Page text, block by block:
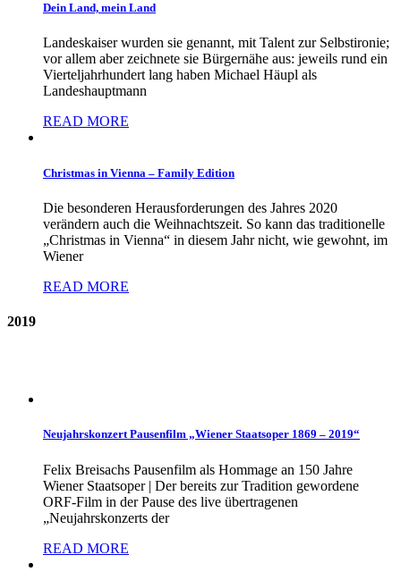
Dein Land, mein Land
Landeskaiser wurden sie genannt, mit Talent zur Selbstironie;
vor allem aber zeichnete sie Bürgernähe aus: jeweils rund ein
Vierteljahrhundert lang haben Michael Häupl als
Landeshauptmann
READ MORE
Christmas in Vienna – Family Edition
Die besonderen Herausforderungen des Jahres 2020
verändern auch die Weihnachtszeit. So kann das traditionelle
„Christmas in Vienna“ in diesem Jahr nicht, wie gewohnt, im
Wiener
READ MORE
2019
Neujahrskonzert Pausenfilm „Wiener Staatsoper 1869 – 2019“
Felix Breisachs Pausenfilm als Hommage an 150 Jahre
Wiener Staatsoper | Der bereits zur Tradition gewordene
ORF-Film in der Pause des live übertragenen
„Neujahrskonzerts der
READ MORE